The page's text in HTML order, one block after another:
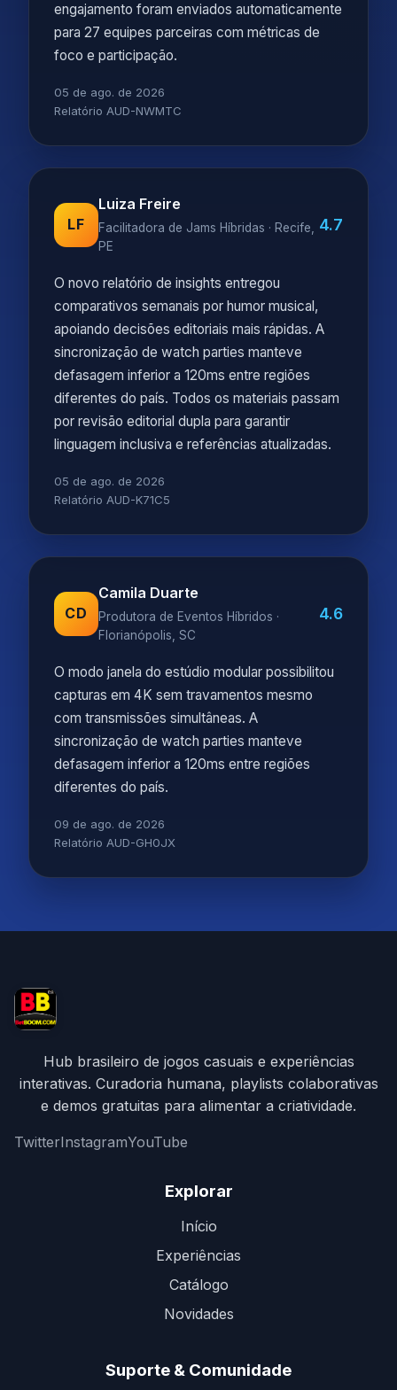
engajamento foram enviados automaticamente
para 27 equipes parceiras com métricas de
foco e participação.
05 de ago. de 2026
Relatório AUD-NWMTC
LF
Luiza Freire
Facilitadora de Jams Híbridas · Recife,
PE
4.7
O novo relatório de insights entregou
comparativos semanais por humor musical,
apoiando decisões editoriais mais rápidas. A
sincronização de watch parties manteve
defasagem inferior a 120ms entre regiões
diferentes do país. Todos os materiais passam
por revisão editorial dupla para garantir
linguagem inclusiva e referências atualizadas.
05 de ago. de 2026
Relatório AUD-K71C5
CD
Camila Duarte
Produtora de Eventos Híbridos ·
Florianópolis, SC
4.6
O modo janela do estúdio modular possibilitou
capturas em 4K sem travamentos mesmo
com transmissões simultâneas. A
sincronização de watch parties manteve
defasagem inferior a 120ms entre regiões
diferentes do país.
09 de ago. de 2026
Relatório AUD-GH0JX
Hub brasileiro de jogos casuais e experiências
interativas. Curadoria humana, playlists colaborativas
e demos gratuitas para alimentar a criatividade.
TwitterInstagramYouTube
Explorar
Início
Experiências
Catálogo
Novidades
Suporte & Comunidade